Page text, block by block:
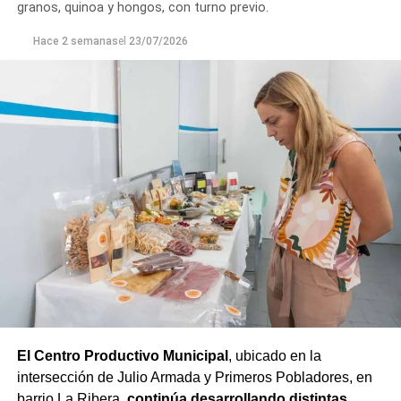
El Fondo Compensador nació a partir de este trabajo
conjunto entre los productores y el Estado provincial que
conforman el Ente del Granizo: por cada peso aportado
otro peso. De esta manera, los establecimientos
adheridos que registran daños pueden acceder a
granos, quinoa y hongos, con turno previo.
Hace 2 semanasel 23/07/2026
El Centro Productivo Municipal , ubicado en la
intersección de Julio Armada y Primeros Pobladores, en